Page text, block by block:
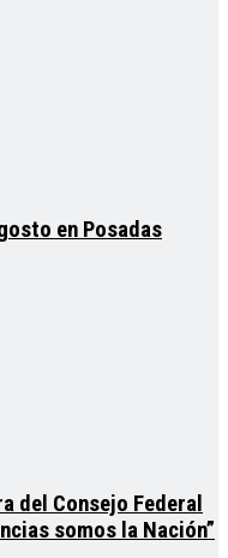
en Posadas
del Consejo Federal
somos la Nación”